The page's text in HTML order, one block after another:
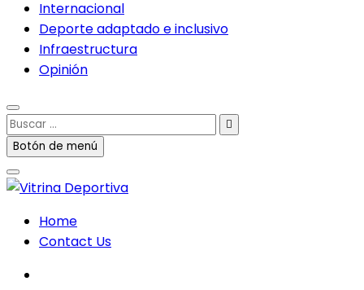
Internacional
Deporte adaptado e inclusivo
Infraestructura
Opinión
Buscar
…Botón de menú
Home
Contact Us